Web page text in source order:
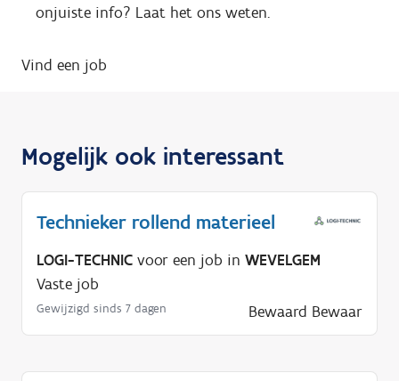
onjuiste info? Laat het ons weten.
Vind een job
Mogelijk ook interessant
Technieker rollend materieel
LOGI-TECHNIC voor een job in WEVELGEM
Vaste job
Gewijzigd sinds 7 dagen Bewaard Bewaar